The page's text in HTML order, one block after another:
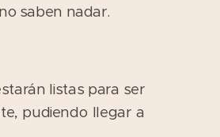
saben nadar.
listas para ser
pudiendo llegar a